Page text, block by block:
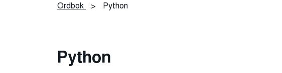
Ordbok > Python
Python